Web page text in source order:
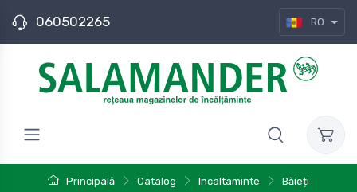
060502265 RO
Principală Catalog Incaltaminte Băieți